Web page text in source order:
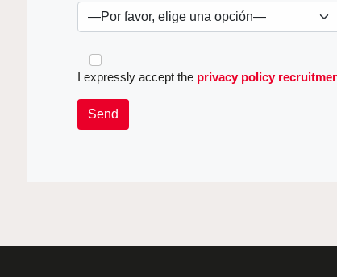
I expressly accept the privacy policy